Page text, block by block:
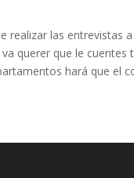
realizar las entrevistas
querer que le
hará que el